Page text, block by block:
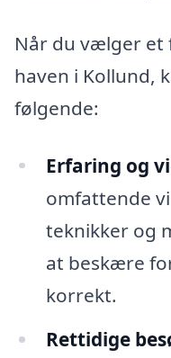
Når du vælger
haven i Kollund,
følgende:
Erfaring og
omfattende
teknikker og
at beskære
korrekt.
Rettidige